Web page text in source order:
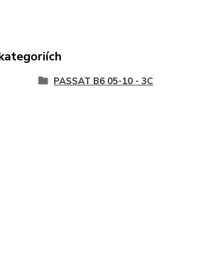
PASSAT B6 05-10 - 3C